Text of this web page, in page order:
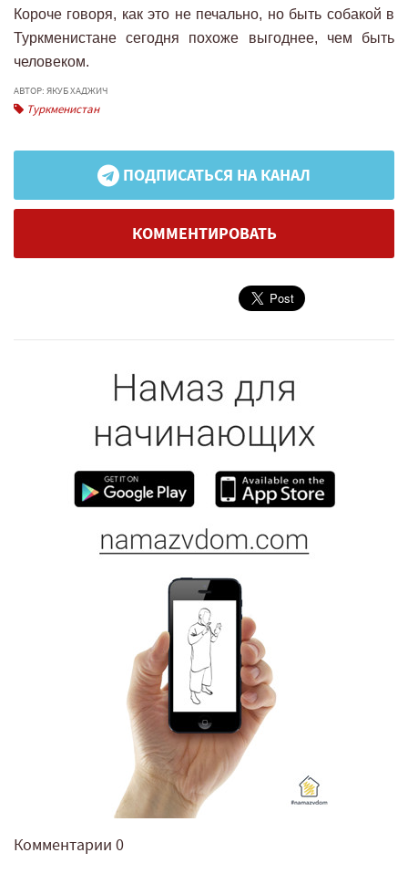
Короче говоря, как это не печально, но быть собакой в
Туркменистане сегодня похоже выгоднее, чем быть
человеком.
АВТОР: ЯКУБ ХАДЖИЧ
Туркменистан
ПОДПИСАТЬСЯ НА КАНАЛ
КОММЕНТИРОВАТЬ
Комментарии 0